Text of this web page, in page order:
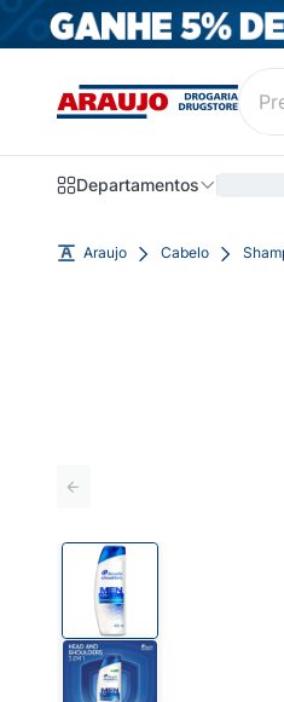
Departamentos
Araujo Cabelo